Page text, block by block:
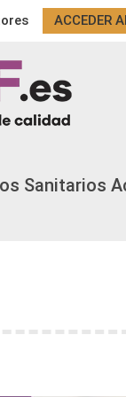
ACCEDER
Sanitarios